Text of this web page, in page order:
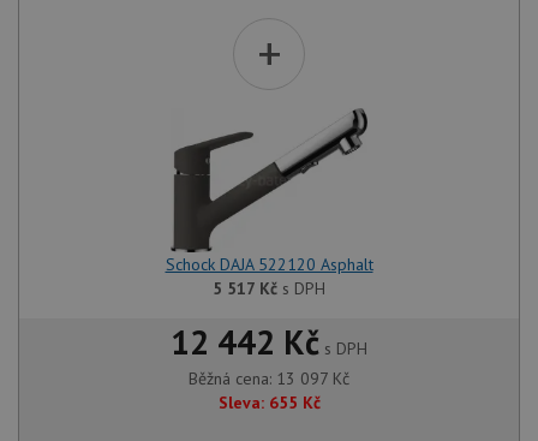
+
Schock DAJA 522120 Asphalt
5 517 Kč s DPH
12 442 Kč s DPH
Běžná cena: 13 097 Kč
Sleva: 655 Kč